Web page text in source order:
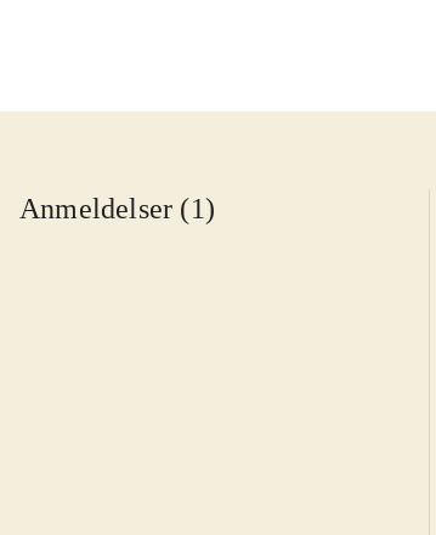
Anmeldelser (1)